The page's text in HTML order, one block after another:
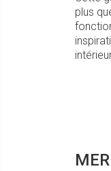
plus